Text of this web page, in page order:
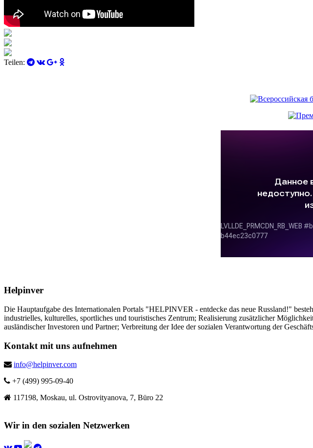
Teilen:
Helpinver
Die Hauptaufgabe des Internationalen Portals "HELPINVER - entdecke das neue Russland!"
industrielles, kulturelles, sportliches und touristisches Zentrum; Realisierung zusätzlicher
ausländischer Investoren und Partner; Verbreitung der Idee der sozialen Verantwortung der
Kontakt mit uns aufnehmen
info@helpinver.com
+7 (499) 995-09-40
117198, Moskau, ul. Ostrovityanova, 7, Büro 22
Wir in den sozialen Netzwerken